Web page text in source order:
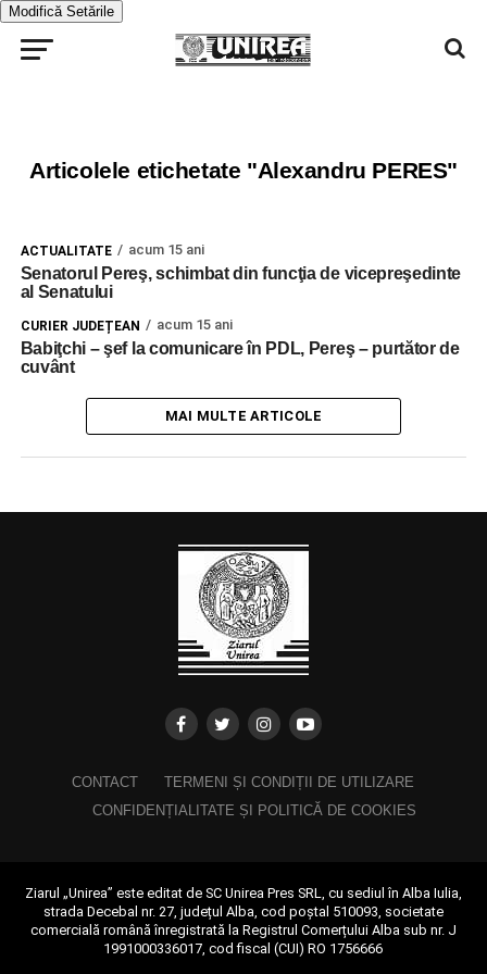
Modifică Setările
Articolele etichetate "Alexandru PERES"
ACTUALITATE acum 15 ani
Senatorul Pereş, schimbat din funcţia de vicepreşedinte
al Senatului
CURIER JUDEȚEAN acum 15 ani
Babiţchi – şef la comunicare în PDL, Pereş – purtător de
cuvânt
MAI MULTE ARTICOLE
CONTACT
TERMENI ȘI CONDIȚII DE UTILIZARE
CONFIDENȚIALITATE ȘI POLITICĂ DE COOKIES
Ziarul „Unirea” este editat de SC Unirea Pres SRL, cu sediul în Alba Iulia,
strada Decebal nr. 27, județul Alba, cod poștal 510093, societate
comercială română înregistrată la Registrul Comerțului Alba sub nr. J
1991000336017, cod fiscal (CUI) RO 1756666